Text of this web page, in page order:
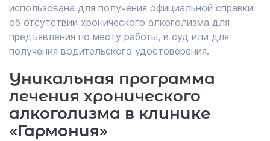
использована для получения официальной справки
об отсутствии хронического алкоголизма для
предъявления по месту работы, в суд или для
получения водительского удостоверения.
Уникальная программа
лечения хронического
алкоголизма в клинике
«Гармония»